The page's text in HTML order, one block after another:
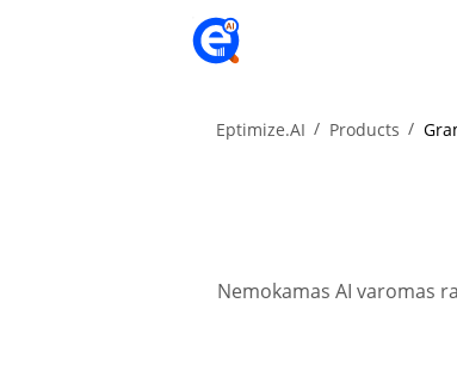
Eptimize.AI Products
Nemokamas AI varomas